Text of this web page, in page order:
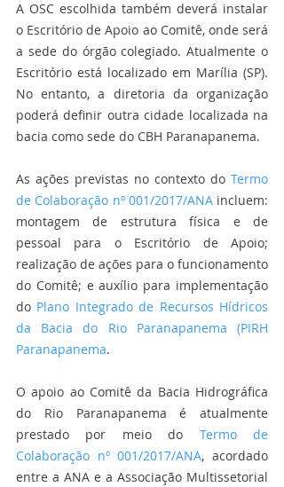
A OSC escolhida também deverá instalar
o Escritório de Apoio ao Comitê, onde será
a sede do órgão colegiado. Atualmente o
Escritório está localizado em Marília (SP).
No entanto, a diretoria da organização
poderá definir outra cidade localizada na
bacia como sede do CBH Paranapanema.
As ações previstas no contexto do Termo
de Colaboração nº 001/2017/ANA incluem:
montagem de estrutura física e de
pessoal para o Escritório de Apoio;
realização de ações para o funcionamento
do Comitê; e auxílio para implementação
do Plano Integrado de Recursos Hídricos
da Bacia do Rio Paranapanema (PIRH
Paranapanema.
O apoio ao Comitê da Bacia Hidrográfica
do Rio Paranapanema é atualmente
prestado por meio do Termo de
Colaboração nº 001/2017/ANA, acordado
entre a ANA e a Associação Multissetorial